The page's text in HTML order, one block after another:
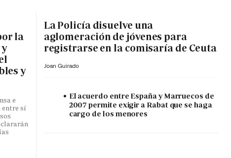
la
y
e
entre sí
La Policía disuelve una
aglomeración de jóvenes para
registrarse en la comisaría de Ceuta
Joan Guirado
El acuerdo entre España y Marruecos de
2007 permite exigir a Rabat que se haga
cargo de los menores